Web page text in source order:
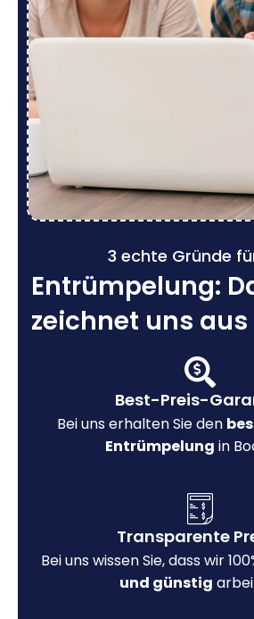
3 echte Gründe
Entrümpelung:
zeichnet uns aus
Best-Preis-
Bei uns erhalten Sie den
Entrümpelung in
Transparente
Bei uns wissen Sie, dass wir
und günstig